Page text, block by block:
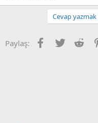
Cevap
Paylaş: Facebook
Twitter